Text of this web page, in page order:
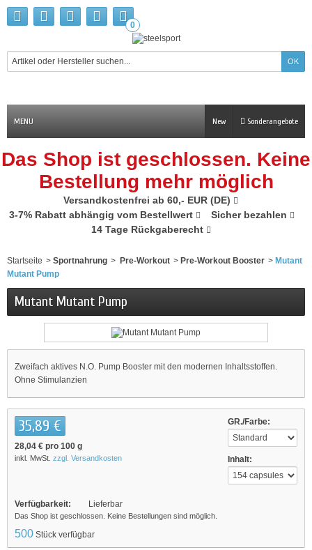
0
MENU Sonderangebote
New
Das Shop ist geschlossen. Keine
Bestellung mehr möglich
Versandkostenfrei ab 60,- EUR (DE)
3-7% Rabatt abhängig vom Bestellwert
Sicher bezahlen
14 Tage Rückgaberecht
Startseite > Sportnahrung > Pre-Workout > Pre-Workout Booster > Mutant
Mutant Pump
Mutant Mutant Pump
Zweifach aktives N.O. Pump Booster mit den modernen Inhaltsstoffen.
Ohne Stimulanzien
GR./Farbe:
Inhalt:
35,89 €
28,04 € pro 100 g
inkl. MwSt. zzgl. Versandkosten
Verfügbarkeit: Lieferbar
Das Shop ist geschlossen. Keine Bestellungen sind möglich.
500 Stück verfügbar